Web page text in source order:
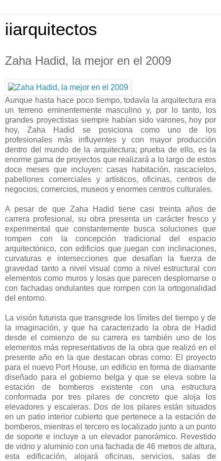
iiarquitectos
Zaha Hadid, la mejor en el 2009
Aunque hasta hace poco tiempo, todavía la arquitectura era
un terreno eminentemente masculino y, por lo tanto, los
grandes proyectistas siempre habían sido varones, hoy por
hoy, Zaha Hadid se posiciona como uno de los
profesionales más influyentes y con mayor producción
dentro del mundo de la arquitectura; prueba de ello, es la
enorme gama de proyectos que realizará a lo largo de estos
doce meses que incluyen: casas habitación, rascacielos,
pabellones comerciales y artísticos, oficinas, centros de
negocios, comercios, museos y enormes centros culturales.
A pesar de que Zaha Hadid tiene casi treinta años de
carrera profesional, su obra presenta un carácter fresco y
experimental que constantemente busca soluciones que
rompen con la concepción tradicional del espacio
arquitectónico, con edificios que juegan con inclinaciones,
curvaturas e intersecciones que desafían la fuerza de
gravedad tanto a nivel visual como a nivel estructural con
elementos como muros y losas que parecen desplomarse o
con fachadas ondulantes que rompen con la ortogonalidad
del entorno.
La visión futurista que transgrede los límites del tiempo y de
la imaginación, y que ha caracterizado la obra de Hadid
desde el comienzo de su carrera es también uno de los
elementos más representativos de la obra que realizó en el
presente año en la que destacan obras como: El proyecto
para el nuevo Port House, un edificio en forma de diamante
diseñado para el gobierno belga y que se eleva sobre la
estación de bomberos existente con una estructura
conformada por tres pilares de concreto que aloja los
elevadores y escaleras. Dos de los pilares están situados
en un patio interior cubierto que pertenece a la estación de
bomberos, mientras el tercero es localizado junto a un punto
de soporte e incluye a un elevador panorámico. Revestido
de vidrio y aluminio con una fachada de 46 metros de altura,
esta edificación, alojará oficinas, servicios, salas de